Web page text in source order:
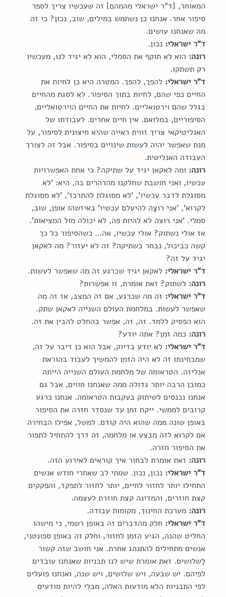
המאוחר, [ד"ר ישראלי מהמהם] זה שעכשיו צריך לספר
סיפור אחר. אנחנו כן נשתמש במילים, שוב, נכון? כי זה
מה שאנחנו עושים.
ד"ר ישראלי: נכון.
רונה: הוא לא תוקף את הסמלי, הוא לא יגיד לנו, מעכשיו
רק תשתקו.
ד"ר ישראלי: להפך, להפך. המטרה היא כן לחיות את
החיים כפי שהם, לחיות בתוך הסיפור. לא לסגת מהחיים
בגלל שהם וירטואליים. לחיות את החיים הוירטואליים,
הסיפוריים, במלואם. אין חיים אחרים. לעבודתו של
האנליטיקאי צריך זווית ראייה שהיא חיצונית לסיפור, על
מנת שאפשר יהיה לעשות שינויים בסיפור. אבל זה לצורך
העבודה האנליטית.
רונה: ומה לאקאן יגיד על שתיקה? כי אחת האפשרויות
עכשיו, ואני חושבת שחלקנו מהרהרים בה, היא: 'לא
מסוגלת לדבר עכשיו', 'לא מסוגלת להתרכז', 'לא מסוגלת
לקרוא', 'אני רוצָה להיעלם עכשיו' באיזשהו אופן, שוב,
סמלי. 'אני רוצה לא להיות פה, לא יכולה מול המציאות'.
אז אולי נשתוק? אולי עכשיו, אה… כשהסיפור כל כך
קשה כביכול, נבחר בשתיקה? זה לא יעזור? מה לאקאן
יגיד על זה?
ד"ר ישראלי: לאקאן יגיד שכרגע זה מה שאפשר לעשות.
רונה: לשתוק? זאת אומרת, זו אפשרות?
ד"ר ישראלי: זה מה שכרגע, אם זה המצב, אז זה מה
שאפשר לעשות. במלחמת העולם השנייה לאקאן שתק.
הוא הפסיק ללמד. זה, זה, אפשר בהחלט להבין את זה.
רונה: כמה זמן? אתה יודע?
ד"ר ישראלי: לא יודע בדיוק, אבל הוא כן דיבר על זה,
שמבחינתו זה לא היה הזמן להמשיך לעבוד בהוראת
אנליזה. הטראומה של מלחמת העולם השנייה הייתה
כמובן הרבה יותר גדולה ממה שאנחנו חווים, אבל גם
אנחנו נכנסים לשיתוק בעקבות הטראומה. אנחנו כרגע
קרובים לממשי. ייקח זמן עד שנסדר חזרה את הסיפור
באופן שונה ממה שהוא היה קודם. למשל, אפילו הבחירה
אם לקרוא לזה מבצע או מלחמה, זה דרך להתחיל לתפור
את הסיפור חזרה.
רונה: זאת אומרת לבחור איך קוראים לאירוע הזה.
ד"ר ישראלי: נכון, נכון. שמתי לב שאחרי חודש אנשים
התחילו יותר לחזור לחיים, יותר לחזור לתפקד, והפקקים
קצת חוזרים, והמדינה קצת חוזרת לעצמה.
רונה: מערכת החינוך, מקומות עבודה.
ד"ר ישראלי: חלק מהדברים זה באופן רשמי, כי מישהו
החליט שהנה, הגיע הזמן לחזור, וחלק זה באופן ספונטני,
אנשים מתחילים להתנהג אחרת. אני חושב שזה קשור
לַשלושים. זאת אומרת שיש לנו תבניות שאנחנו עובדים
לפיהם. יש שבעה, ויש שלושים, ויש שנה, ואנחנו פועלים
לפי התבניות הלא מודעות האלה, מבלי להיות מודעים